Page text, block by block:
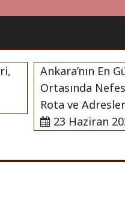
Ankara’nın En
Ortasında Nefes
Rota ve Adresleri
23 Haziran 2026